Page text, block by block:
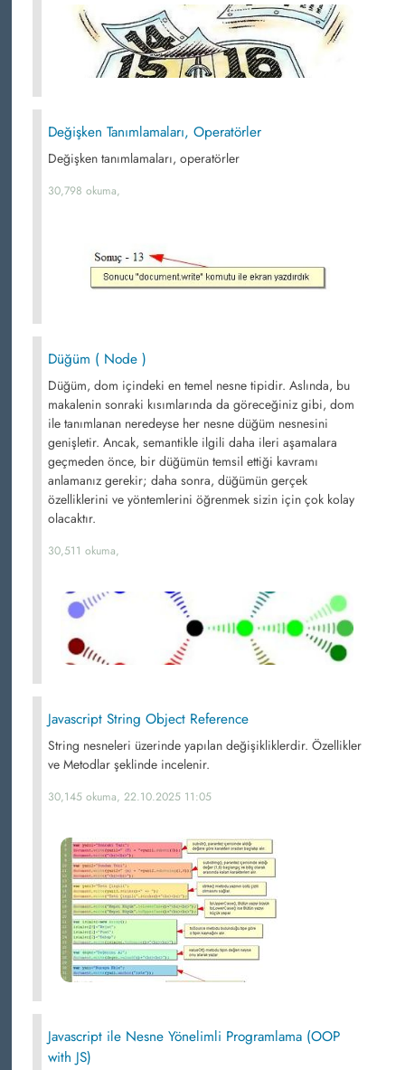
Değişken Tanımlamaları, Operatörler
Değişken tanımlamaları, operatörler
30,798 okuma,
Düğüm ( Node )
Düğüm, dom içindeki en temel nesne tipidir. Aslında, bu
makalenin sonraki kısımlarında da göreceğiniz gibi, dom
ile tanımlanan neredeyse her nesne düğüm nesnesini
genişletir. Ancak, semantikle ilgili daha ileri aşamalara
geçmeden önce, bir düğümün temsil ettiği kavramı
anlamanız gerekir; daha sonra, düğümün gerçek
özelliklerini ve yöntemlerini öğrenmek sizin için çok kolay
olacaktır.
30,511 okuma,
Javascript String Object Reference
String nesneleri üzerinde yapılan değişikliklerdir. Özellikler
ve Metodlar şeklinde incelenir.
30,145 okuma, 22.10.2025 11:05
Javascript ile Nesne Yönelimli Programlama (OOP
with JS)